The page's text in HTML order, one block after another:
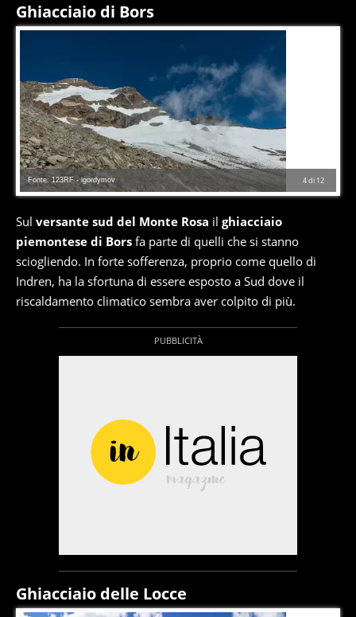
Ghiacciaio di Bors
4di 12
Fonte: 123RF - igordymov
Sul versante sud del Monte Rosa il ghiacciaio
piemontese di Bors fa parte di quelli che si stanno
sciogliendo. In forte sofferenza, proprio come quello di
Indren, ha la sfortuna di essere esposto a Sud dove il
riscaldamento climatico sembra aver colpito di più.
Ghiacciaio delle Locce